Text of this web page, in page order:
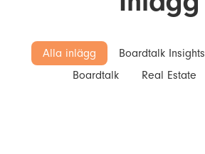
Alla inlägg Boardtalk Insights
Boardtalk
Real Estate